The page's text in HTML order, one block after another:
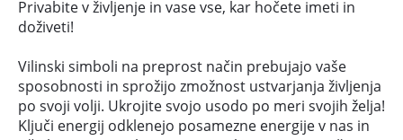
Privabite v življenje in vase vse, kar hočete imeti in
doživeti!
Vilinski simboli na preprost način prebujajo vaše
sposobnosti in sprožijo zmožnost ustvarjanja življenja
po svoji volji. Ukrojite svojo usodo po meri svojih želja!
Ključi energij odklenejo posamezne energije v nas in